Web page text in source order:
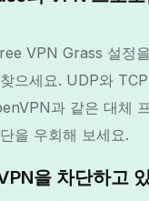
VPN Grass 설정
으세요. UDP와
과 같은 대체
을 우회해 보세요.
을 차단하고